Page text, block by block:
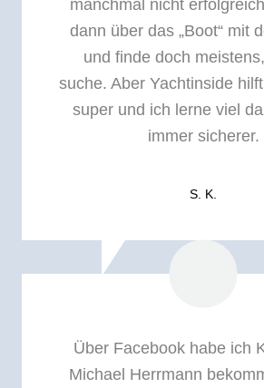
manchmal nicht
dann über das „Boot“ mit
und finde doch
suche. Aber Yachtinside
super und ich lerne viel
immer sicherer.
S. K.
Über Facebook habe ich
Michael Herrmann